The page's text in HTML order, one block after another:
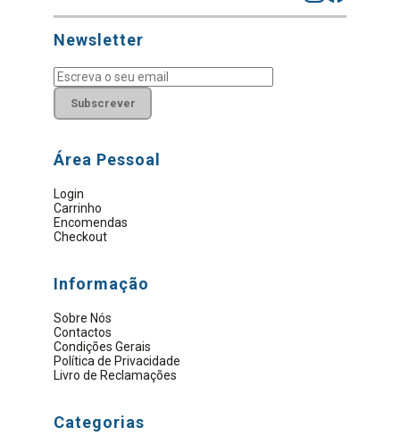
Newsletter
Subscrever
Área Pessoal
Login
Carrinho
Encomendas
Checkout
Informação
Sobre Nós
Contactos
Condições Gerais
Política de Privacidade
Livro de Reclamações
Categorias